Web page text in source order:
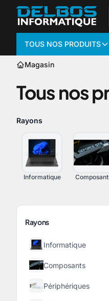
TOUS NOS PRODUITS
Magasin
Tous nos
Rayons
Informatique
Rayons
Informatique
Composants
Périphériques